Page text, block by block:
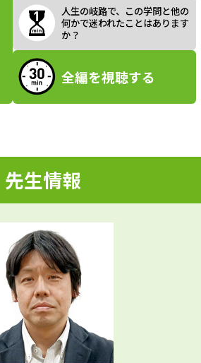
V
i
d
e
o
人生の岐路で、この学問と他の
何かで迷われたことはあります
か？
全編を視聴する
先生情報